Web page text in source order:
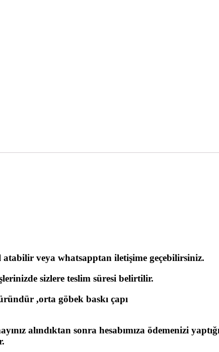
veya whatsapptan iletişime geçebilirsiniz.
sizlere teslim süresi belirtilir.
,orta göbek baskı çapı
alındıktan sonra hesabımıza ödemenizi